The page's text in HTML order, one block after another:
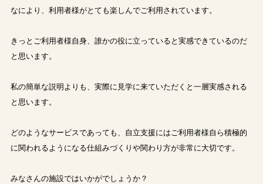
なにより、利用者様がとても楽しんでご利用されています。
きっとご利用者様自身、誰かの役に立っていると実感できているのだ
と思います。
私の簡単な説明よりも、実際に見学に来ていただくと一層実感される
と思います。
どのようなサービスであっても、自立支援にはご利用者様自ら積極的
に関われるようになる仕組みづくりや関わり方が非常に大切です。
みなさんの施設ではいかがでしょうか？